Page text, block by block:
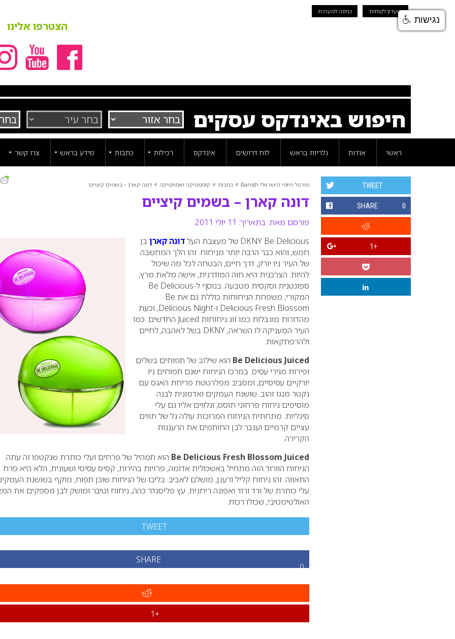
מועדון לקוחות כניסה למערכת
הצטרפו אלינו
חיפוש באינדקס עסקים
ראשי אודות גלריות בראש לוח דרושים אינדקס רכילות כתבות מידע בראש צרו קשר
פורטל היופי הישראלי Barosh » כתבות » קוסמטיקה ואסתטיקה » דונה קארן – בשמים קיציים
דונה קארן – בשמים קיציים
פורסם מאת: בתאריך: 11 יולי 2011
TWEET
SHARE 0
+1
DKNY Be Delicious של מעצבת העלדונה קארן בן
חמש, והוא כבר הרבה יותר מניחוח. זהו הלך המחשבה
של העיר ניו יורק, דרך חיים, הבטחה לכל מה שיכול
להיות. הצרכנית היא חוה המודרנית, אישה מלאת מרץ,
ספונטנית וסקסית מטבעה. בנוסף ל-Be Delicious
המקורי, משפחת הניחוחות כוללת גם את Be
Delicious Fresh Blossom ו-Delicious Night, וכעת
מהדורות מוגבלות כמו זוג ניחוחות Juiced החדשים. כמו
העיר המעניקה לו השראה, DKNY בשל לאהבה, לחיים
ולהרפתקאות.
Be Delicious Juiced הוא שילוב של תפוחים בשלים
ופירות מגירי עסיס. במרכז הניחוח ישנם תפוחים ניו
יורקיים עסיסיים, ומסביב מפלרטטת פריחת האגס עם
נקטר מנגו זהוב. שושנת העמקים ואדמונית לבנה
מוסיפים ניחוח פרחוני תוסס, ונלווים אליו גם עלי
סיגליות. מתחתית הניחוח המרוכזת עולה גל של תווים
עציים קרמיים וענבר לבן החותמים את הרעננות
הקרירה.
Be Delicious Fresh Blossom Juiced הוא תמהיל של פרחים ועלי כותרת שנקטפו זה עתה.
הניחוח הוורוד הזה מתחיל באשכולית אדומה, פרזיות בהירות, קסיס עסיסי ושעונית, הלא היא פרח
התאווה. זהו ניחוח קליל ורענן, מושלם לאביב. בליבו של הניחוח שוכן תפוח, מוקף בשושנת
עלי כותרת של ורד ורוד ואפונה ריחנית. עץ פליסנדר כהה, ניחוח וטיבר ומושק לבן מספקים את
האולטימטיבי, שכולו רכות.
TWEET
SHARE
0
+1
נגישות